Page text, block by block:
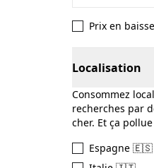
Prix en
Localisation
Consommez
recherches par
cher. Et ça
Espagne 🇪🇸